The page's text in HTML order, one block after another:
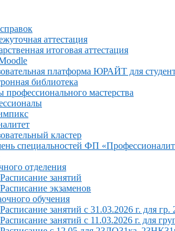
аттестация
итоговая аттестация
платформа ЮРАЙТ для
библиотека
мастерства
кластер
специальностей ФП
отделения
Расписание занятий
Расписание экзаменов
обучения
Расписание занятий с 31.03.2026 г. для
Расписание занятий с 11.03.2026 г. для